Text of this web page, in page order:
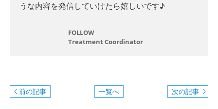
うな内容を発信していけたら嬉しいです♪
FOLLOW
Treatment Coordinator
前の記事 一覧へ 次の記事